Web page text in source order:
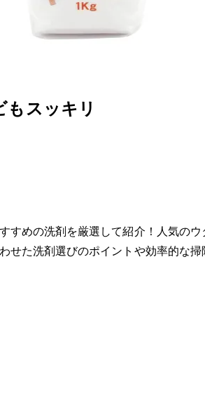
もスッキリ
めの洗剤を厳選して紹介！人気の
た洗剤選びのポイントや効率的な